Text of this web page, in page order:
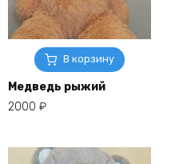
В корзину
Медведь рыжий
2000 ₽